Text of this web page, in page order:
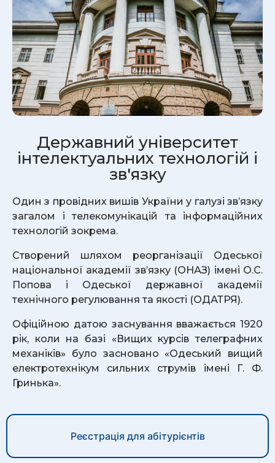
Державний університет
інтелектуальних технологій і
зв'язку
Один з провідних вишів України у галузі зв’язку
загалом і телекомунікацій та інформаційних
технологій зокрема.
Створений шляхом реорганізації Одеської
національної академії зв’язку (ОНАЗ) імені О.С.
Попова і Одеської державної академії
технічного регулювання та якості (ОДАТРЯ).
Офіційною датою заснування вважається 1920
рік, коли на базі «Вищих курсів телеграфних
механіків» було засновано «Одеський вищий
електротехнікум сильних струмів імені Г. Ф.
Гринька».
Реєстрація для абітурієнтів